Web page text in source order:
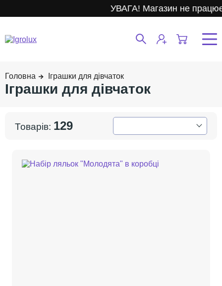
УВАГА! Магазин не працює.
Іграшки для дівчаток
Іграшки для дівчаток
129